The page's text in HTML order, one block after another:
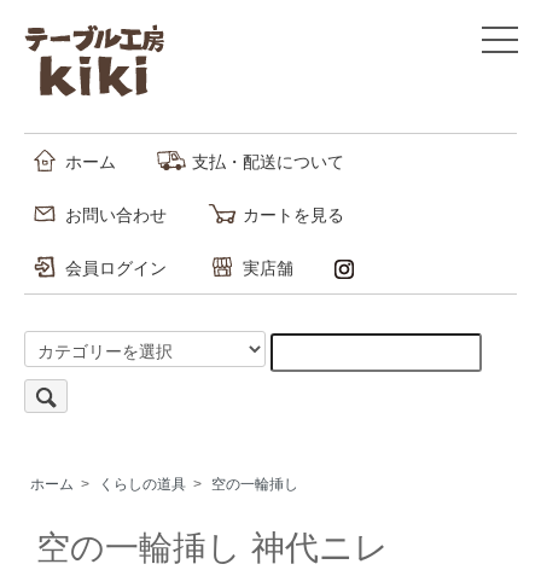
ホーム 支払・配送について
お問い合わせ カートを見る
会員ログイン 実店舗
ホーム > くらしの道具 > 空の一輪挿し
空の一輪挿し 神代ニレ